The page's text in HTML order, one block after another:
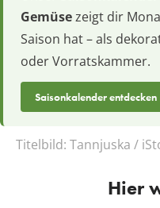
Gemüsezeigt dir
Saison hat – als
oder Vorratskammer.
Saisonkalender
Titelbild: Tannjuska /
Hier